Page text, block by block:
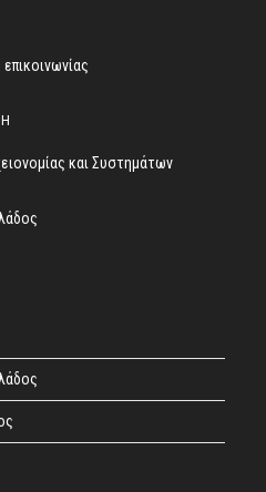
και Συστημάτων